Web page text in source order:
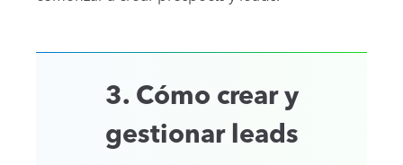
3. Cómo crear y
gestionar leads